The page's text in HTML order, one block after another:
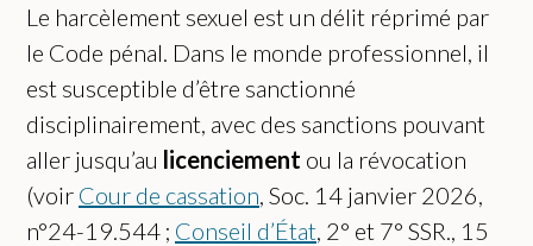
Le harcèlement sexuel est un délit réprimé par
le Code pénal. Dans le monde professionnel, il
est susceptible d’être sanctionné
disciplinairement, avec des sanctions pouvant
aller jusqu’au licenciement ou la révocation
(voir Cour de cassation , Soc. 14 janvier 2026,
n°24-19.544 ; Conseil d’État , 2° et 7° SSR., 15